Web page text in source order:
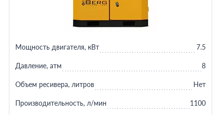
Мощность двигателя, кВт 7.5
Давление, атм 8
Объем ресивера, литров Нет
Производительность, л/мин 1100